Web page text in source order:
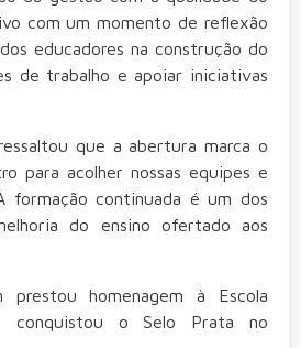
com um momento de reflexão
educadores na construção do
de trabalho e apoiar iniciativas
que a abertura marca o
para acolher nossas equipes e
formação continuada é um dos
do ensino ofertado aos
prestou homenagem à Escola
conquistou o Selo Prata no